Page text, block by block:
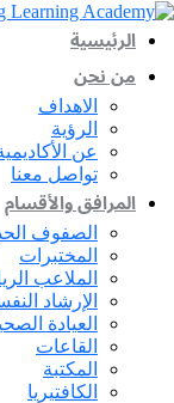
الرئيسية
من نحن
الاهداف
الرؤية
عن الأكاديمية
تواصل معنا
المرافق والأقسام
الصفوف
المختبرات
الملاعب
الإرشاد
العيادة
القاعات
المكتبة
الكافتيريا